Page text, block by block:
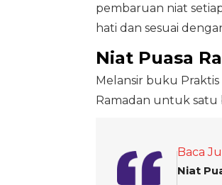
pembaruan niat
hati dan sesuai
Niat Puasa
Melansir buku Praktis
Ramadan untuk
Baca
Niat